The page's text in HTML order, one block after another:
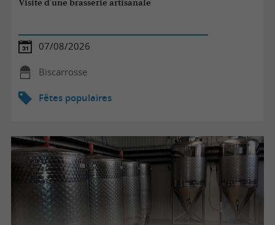
Visite d'une brasserie artisanale
07/08/2026
Biscarrosse
Fêtes populaires